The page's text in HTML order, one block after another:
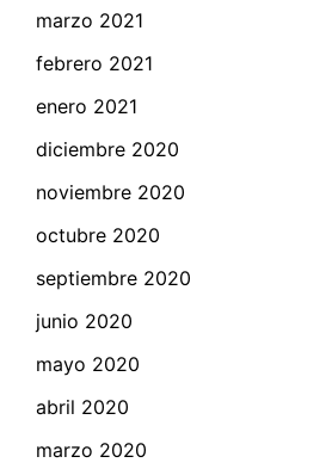
marzo 2021
febrero 2021
enero 2021
diciembre 2020
noviembre 2020
octubre 2020
septiembre 2020
junio 2020
mayo 2020
abril 2020
marzo 2020